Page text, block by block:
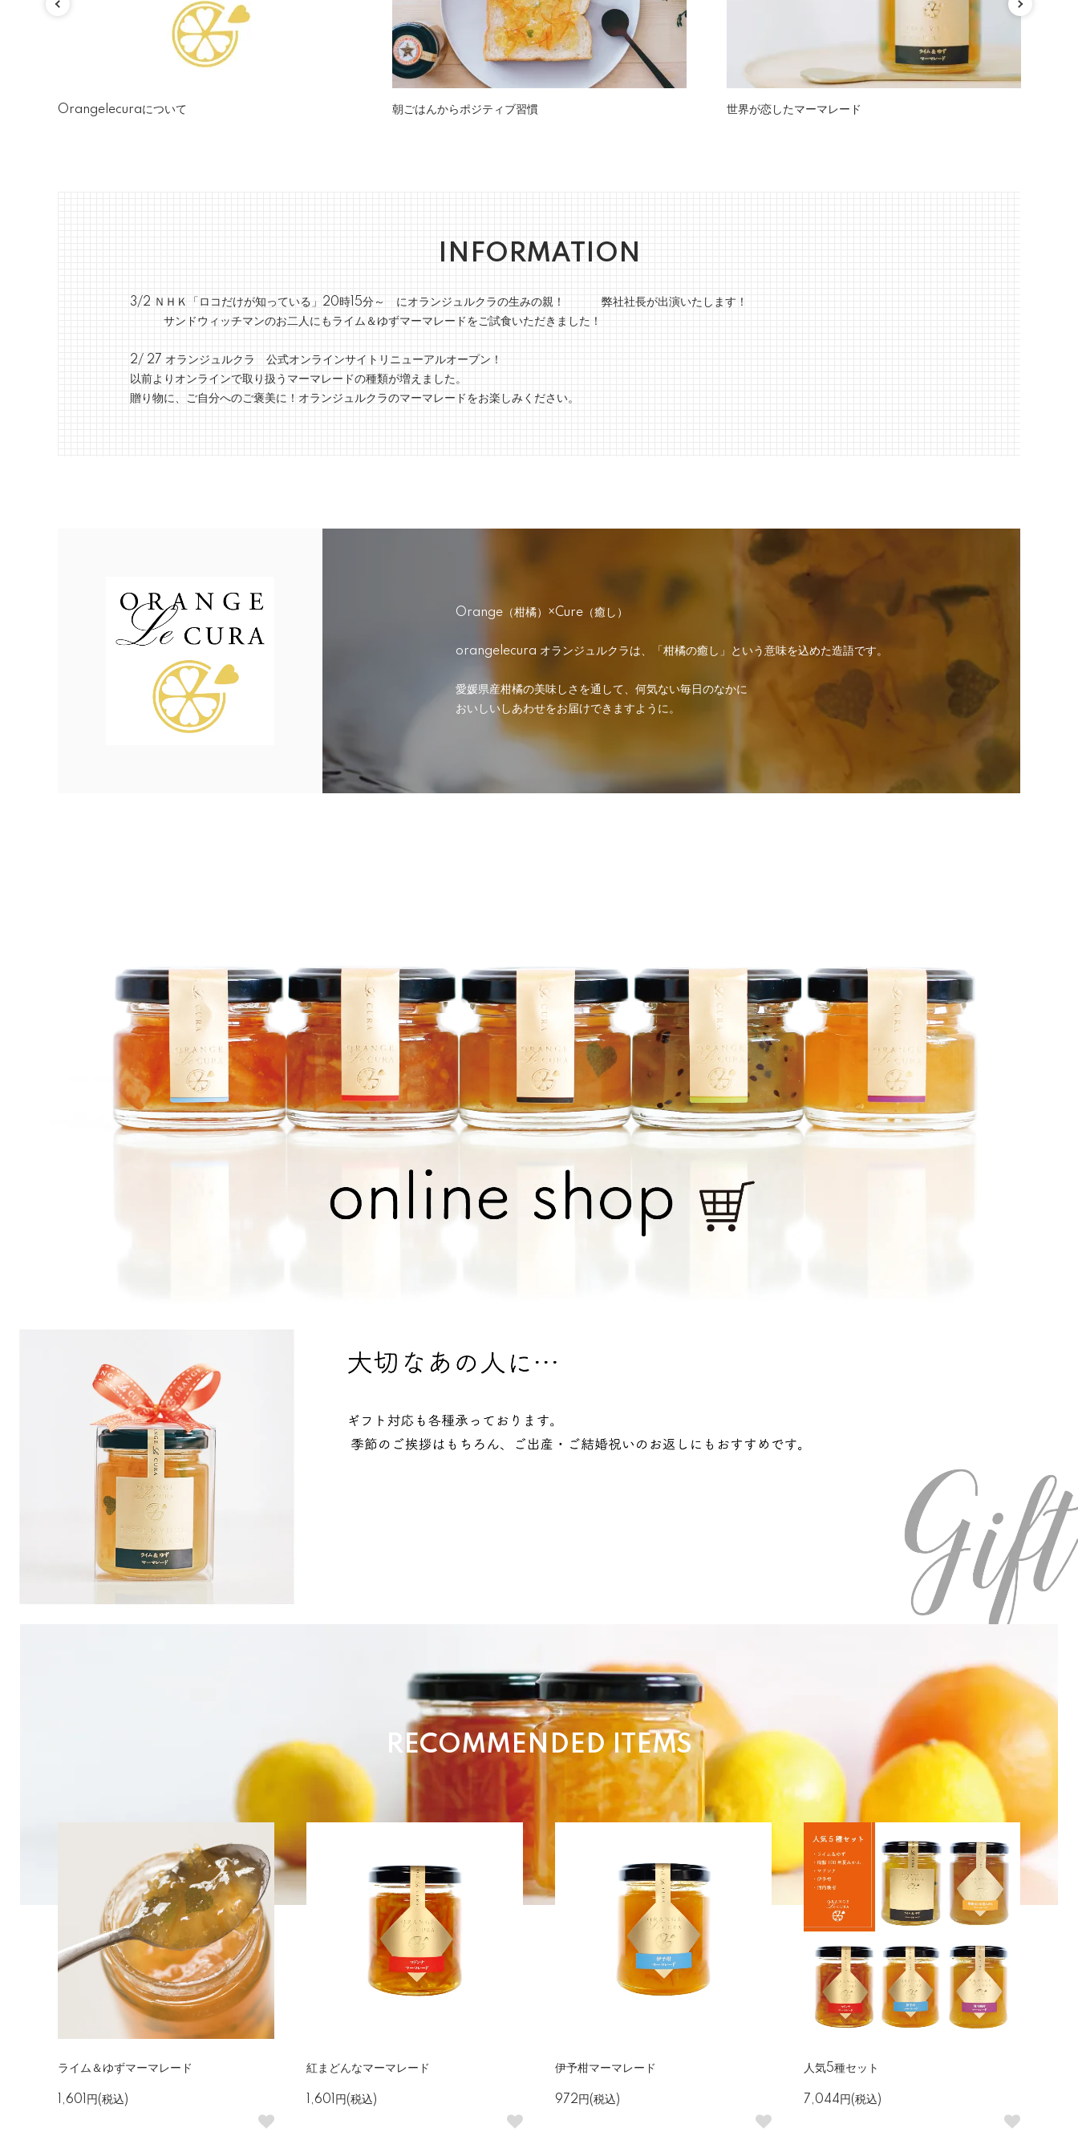
Orangelecuraについて 朝ごはんからポジティブ習慣 世界が恋したマーマレード
INFORMATION
3/2 ＮＨＫ「ロコだけが知っている」20時15分～ にオランジュルクラの生みの親！ 弊社社長が出演いたします！
サンドウィッチマンのお二人にもライム＆ゆずマーマレードをご試食いただきました！
2/ 27 オランジュルクラ 公式オンラインサイトリニューアルオープン！
以前よりオンラインで取り扱うマーマレードの種類が増えました。
贈り物に、ご自分へのご褒美に！オランジュルクラのマーマレードをお楽しみください。
Orange（柑橘）×Cure（癒し）
orangelecura オランジュルクラは、「柑橘の癒し」という意味を込めた造語です。
愛媛県産柑橘の美味しさを通して、何気ない毎日のなかに
おいしいしあわせをお届けできますように。
RECOMMENDED ITEMS
ライム＆ゆずマーマレード
1,601円(税込)
紅まどんなマーマレード
1,601円(税込)
伊予柑マーマレード
972円(税込)
人気5種セット
7,044円(税込)